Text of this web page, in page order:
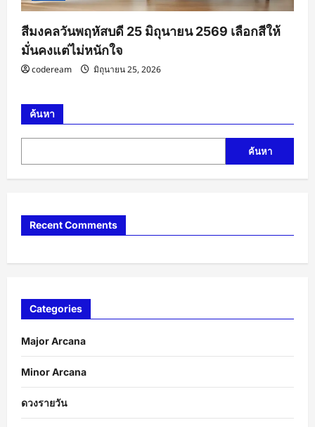
สีมงคลวันพฤหัสบดี 25 มิถุนายน 2569 เลือกสีให้
มั่นคงแต่ไม่หนักใจ
codeream มิถุนายน 25, 2026
ค้นหา
ค้นหา
Recent Comments
Categories
Major Arcana
Minor Arcana
ดวงรายวัน